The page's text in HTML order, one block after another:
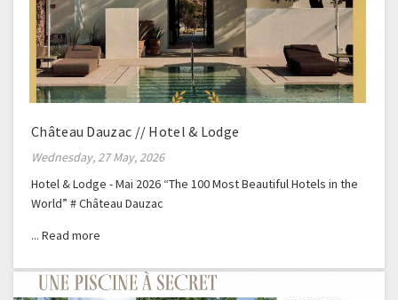
Château Dauzac // Hotel & Lodge
Wednesday, 27 May, 2026
Hotel & Lodge - Mai 2026 “The 100 Most Beautiful Hotels in the
World” # Château Dauzac